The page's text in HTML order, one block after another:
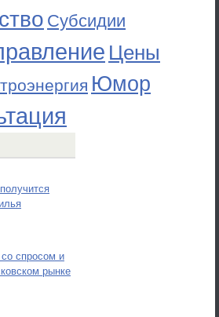
Субсидии
Цены
Юмор
спросом и
рынке